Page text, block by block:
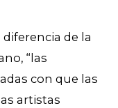
de la
“las
con que las
artistas